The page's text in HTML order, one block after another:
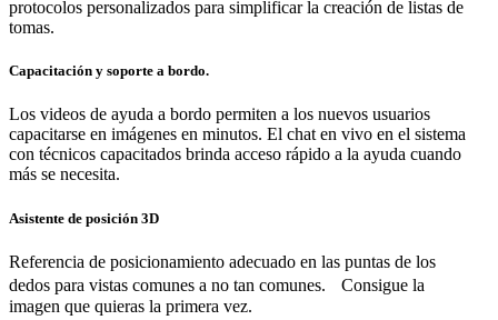
protocolos personalizados para simplificar la creación de listas de
tomas.
Capacitación y soporte a bordo.
Los videos de ayuda a bordo permiten a los nuevos usuarios
capacitarse en imágenes en minutos. El chat en vivo en el sistema
con técnicos capacitados brinda acceso rápido a la ayuda cuando
más se necesita.
Asistente de posición 3D
Referencia de posicionamiento adecuado en las puntas de los
dedos para vistas comunes a no tan comunes. Consigue la
imagen que quieras la primera vez.